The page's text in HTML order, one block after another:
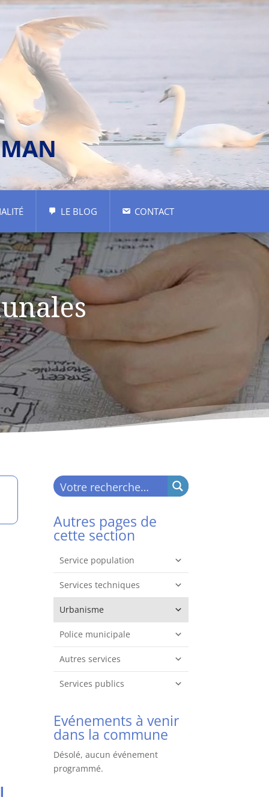
LE BLOG CONTACT
Autres pages de
cette section
Service population
Services techniques
Urbanisme
Police municipale
Autres services
Services publics
Evénements à venir
dans la commune
Désolé, aucun événement
programmé.